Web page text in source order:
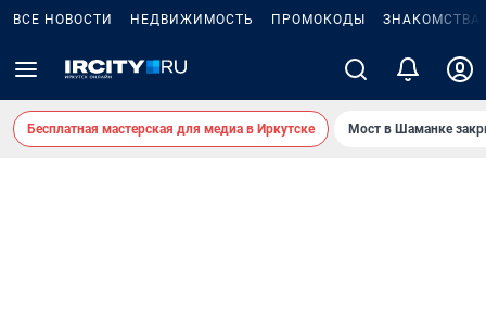
ВСЕ НОВОСТИ НЕДВИЖИМОСТЬ ПРОМОКОДЫ ЗНАКОМСТВА
Бесплатная мастерская для медиа в Иркутске Мост в Шаманке